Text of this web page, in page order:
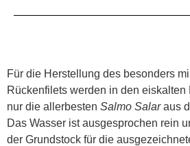
Für die Herstellung des besonders
Rückenfilets werden in den
nur die allerbesten Salmo Salaraus
Das Wasser ist ausgesprochen rein
der Grundstock für die